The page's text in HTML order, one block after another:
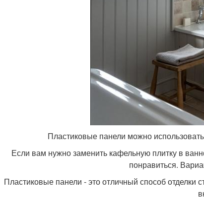
Пластиковые панели можно
Если вам нужно заменить кафельную плитку в
понравиться.
Пластиковые панели - это отличный способ